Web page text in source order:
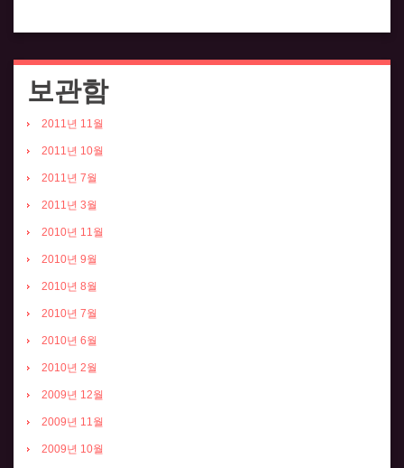
보관함
2011년 11월
2011년 10월
2011년 7월
2011년 3월
2010년 11월
2010년 9월
2010년 8월
2010년 7월
2010년 6월
2010년 2월
2009년 12월
2009년 11월
2009년 10월